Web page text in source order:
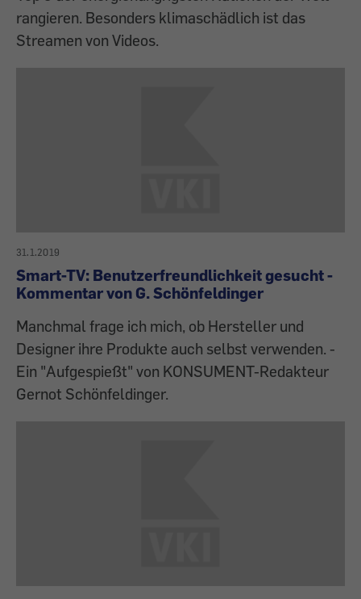
rangieren. Besonders klimaschädlich ist das
Streamen von Videos.
31.1.2019
Smart-TV: Benutzerfreundlichkeit gesucht -
Kommentar von G. Schönfeldinger
Manchmal frage ich mich, ob Hersteller und
Designer ihre Produkte auch selbst verwenden. -
Ein "Aufgespießt" von KONSUMENT-Redakteur
Gernot Schönfeldinger.